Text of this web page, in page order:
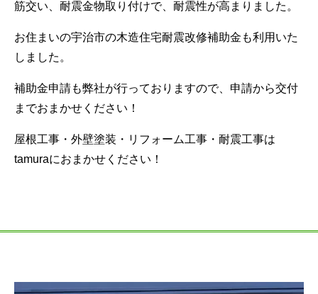
筋交い、耐震金物取り付けで、耐震性が高まりました。
お住まいの宇治市の木造住宅耐震改修補助金も利用いた
しました。
補助金申請も弊社が行っておりますので、申請から交付
までおまかせください！
屋根工事・外壁塗装・リフォーム工事・耐震工事は
tamuraにおまかせください！